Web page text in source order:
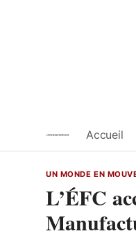
Accueil
UN MONDE EN
L’ÉFC